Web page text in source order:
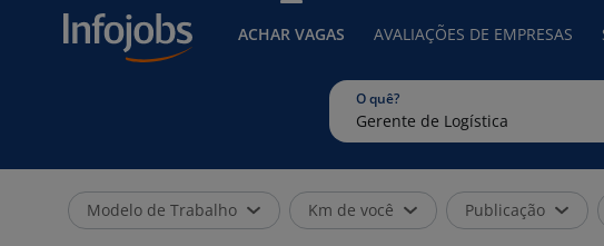
ACHAR VAGAS AVALIAÇÕES DE EMPRESAS
O quê?
Modelo de Trabalho Km de você Publicação